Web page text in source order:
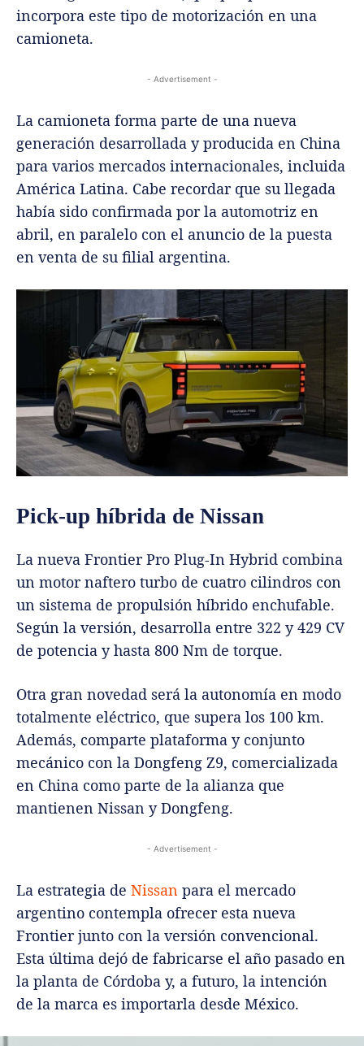
incorpora este tipo de motorización en una
camioneta.
- Advertisement -
La camioneta forma parte de una nueva
generación desarrollada y producida en China
para varios mercados internacionales, incluida
América Latina. Cabe recordar que su llegada
había sido confirmada por la automotriz en
abril, en paralelo con el anuncio de la puesta
en venta de su filial argentina.
Pick-up híbrida de Nissan
La nueva Frontier Pro Plug-In Hybrid combina
un motor naftero turbo de cuatro cilindros con
un sistema de propulsión híbrido enchufable.
Según la versión, desarrolla entre 322 y 429 CV
de potencia y hasta 800 Nm de torque.
Otra gran novedad será la autonomía en modo
totalmente eléctrico, que supera los 100 km.
Además, comparte plataforma y conjunto
mecánico con la Dongfeng Z9, comercializada
en China como parte de la alianza que
mantienen Nissan y Dongfeng.
- Advertisement -
La estrategia de Nissan para el mercado
argentino contempla ofrecer esta nueva
Frontier junto con la versión convencional.
Esta última dejó de fabricarse el año pasado en
la planta de Córdoba y, a futuro, la intención
de la marca es importarla desde México.